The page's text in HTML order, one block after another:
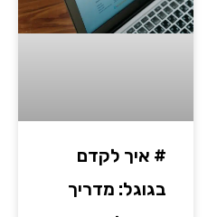
# איך לקדם
בגוגל: מדריך